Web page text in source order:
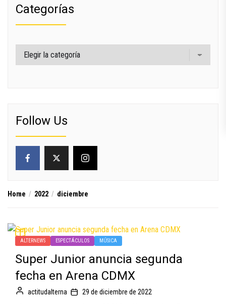
Home 2022 diciembre
ALTERNEWS ESPECTÁCULOS MÚSICA
Super Junior anuncia segunda
fecha en Arena CDMX
actitudalterna 29 de diciembre de 2022
Categorías
Categorías
Follow Us